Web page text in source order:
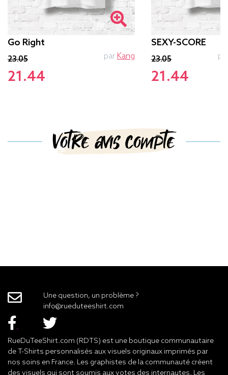
Go Right
23.05
21.44
par Kang
SEXY-SCORE
23.05
21.44
Votre avis compte
Une question, un problème ?
info@rueduteeshirt.com
RueDuTeeShirt.com (RDTS) est une boutique communautaire
de T-Shirts personnalisés aux visuels originaux imprimés par
nos soins en France. Les graphistes de la communauté créent
des visuels qui sont soumis aux votes des internautes. Les